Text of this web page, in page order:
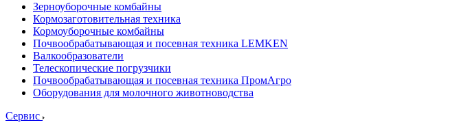
Зерноуборочные комбайны
Кормозаготовительная техника
Кормоуборочные комбайны
Почвообрабатывающая и посевная техника LEMKEN
Валкообразователи
Телескопические погрузчики
Почвообрабатывающая и посевная техника ПромАгро
Оборудования для молочного животноводства
Сервис